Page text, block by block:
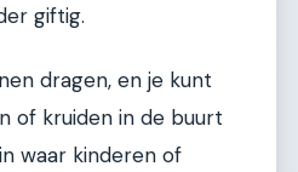
giftig.
dragen, en je kunt
of kruiden in de buurt
waar kinderen of